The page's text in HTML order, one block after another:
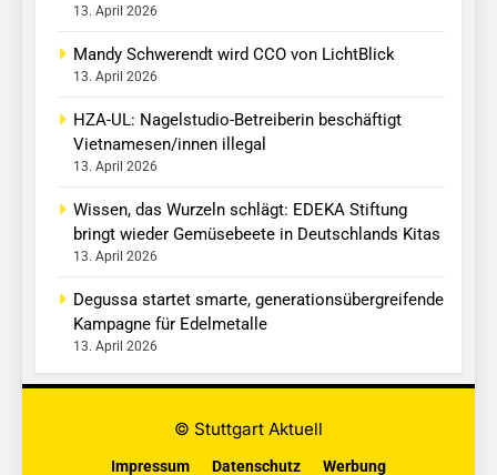
13. April 2026
Mandy Schwerendt wird CCO von LichtBlick
13. April 2026
HZA-UL: Nagelstudio-Betreiberin beschäftigt
Vietnamesen/innen illegal
13. April 2026
Wissen, das Wurzeln schlägt: EDEKA Stiftung
bringt wieder Gemüsebeete in Deutschlands Kitas
13. April 2026
Degussa startet smarte, generationsübergreifende
Kampagne für Edelmetalle
13. April 2026
© Stuttgart Aktuell
Impressum Datenschutz Werbung